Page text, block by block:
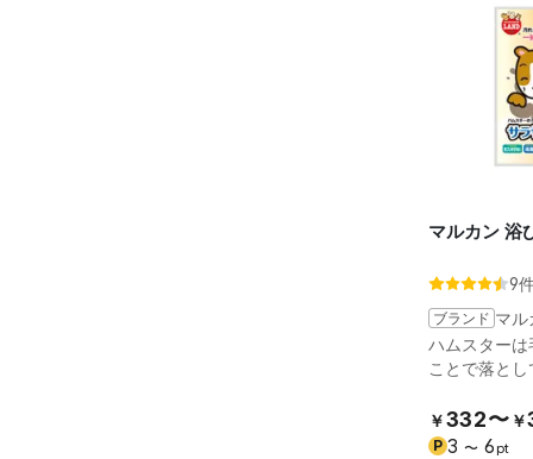
マルカン 浴
9
ブランド マル
ハムスター
ことで落と
￥332〜 ￥
P 3 〜 6 pt